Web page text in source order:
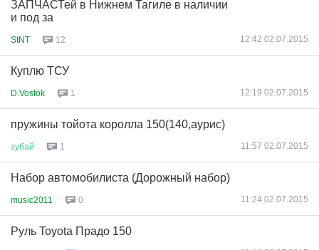
ЗАПЧАСТей в Нижнем Тагиле в наличии
и под за
StNT 12 12:42 02.07.2015
Куплю ТСУ
D.Vostok 1 12:19 02.07.2015
пружины тойота королла 150(140,аурис)
зубай 1 11:57 02.07.2015
Набор автомобилиста (Дорожный набор)
music2011 0 11:24 02.07.2015
Руль Toyota Прадо 150